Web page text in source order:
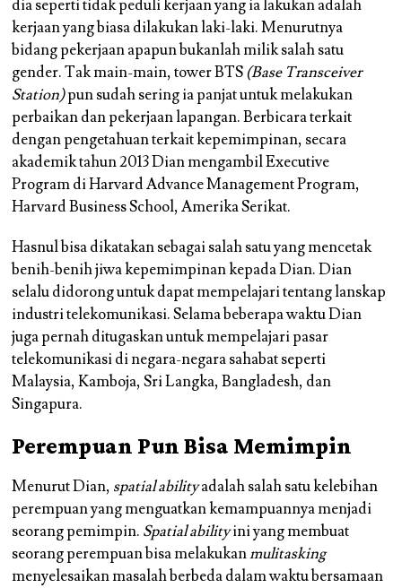
dia seperti tidak peduli kerjaan yang ia lakukan adalah
kerjaan yang biasa dilakukan laki-laki. Menurutnya
bidang pekerjaan apapun bukanlah milik salah satu
gender. Tak main-main, tower BTS(Base Transceiver
Station)pun sudah sering ia panjat untuk melakukan
perbaikan dan pekerjaan lapangan. Berbicara terkait
dengan pengetahuan terkait kepemimpinan, secara
akademik tahun 2013 Dian mengambil Executive
Program di Harvard Advance Management Program,
Harvard Business School, Amerika Serikat.
Hasnul bisa dikatakan sebagai salah satu yang mencetak
benih-benih jiwa kepemimpinan kepada Dian. Dian
selalu didorong untuk dapat mempelajari tentang lanskap
industri telekomunikasi. Selama beberapa waktu Dian
juga pernah ditugaskan untuk mempelajari pasar
telekomunikasi di negara-negara sahabat seperti
Malaysia, Kamboja, Sri Langka, Bangladesh, dan
Singapura.
Perempuan Pun Bisa Memimpin
Menurut Dian, spatial abilityadalah salah satu kelebihan
perempuan yang menguatkan kemampuannya menjadi
seorang pemimpin. Spatial abilityini yang membuat
seorang perempuan bisa melakukanmulitasking
menyelesaikan masalah berbeda dalam waktu bersamaan